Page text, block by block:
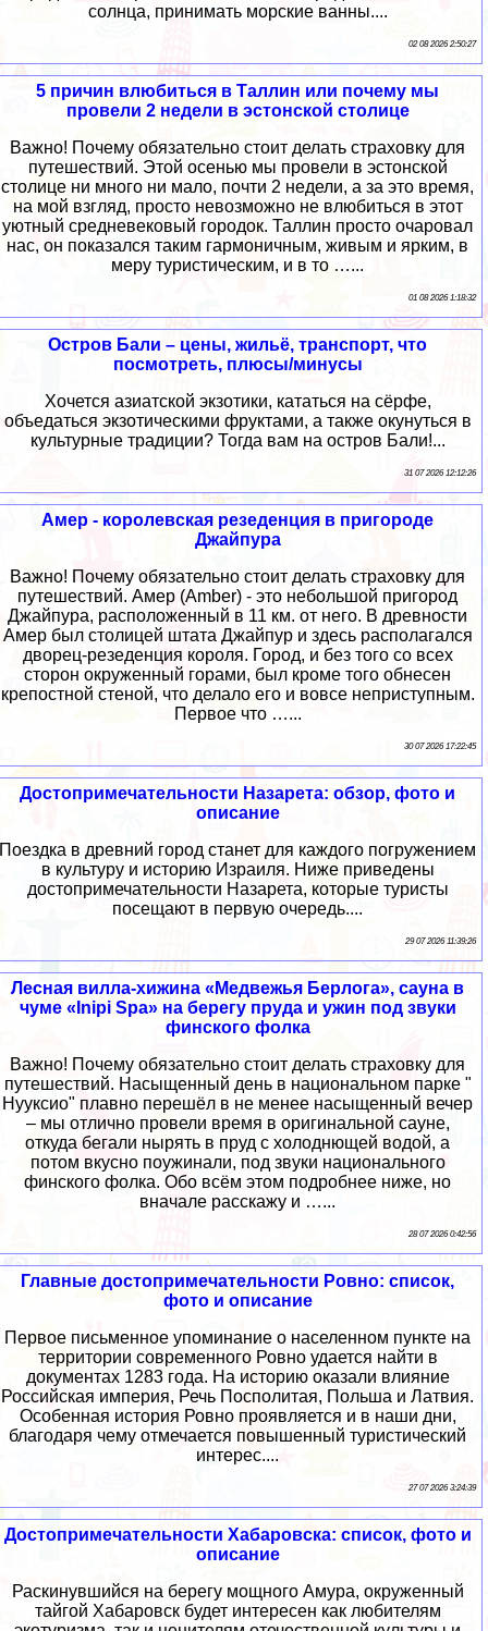
солнца, принимать морские ванны....
02 08 2026 2:50:27
5 причин влюбиться в Таллин или почему мы
провели 2 недели в эстонской столице
Важно! Почему обязательно стоит делать страховку для
путешествий. Этой осенью мы провели в эстонской
столице ни много ни мало, почти 2 недели, а за это время,
на мой взгляд, просто невозможно не влюбиться в этот
уютный средневековый городок. Таллин просто очаровал
нас, он показался таким гармоничным, живым и ярким, в
меру туристическим, и в то …...
01 08 2026 1:18:32
Остров Бали – цены, жильё, транспорт, что
посмотреть, плюсы/минусы
Хочется азиатской экзотики, кататься на сёрфе,
объедаться экзотическими фруктами, а также окунуться в
культурные традиции? Тогда вам на остров Бали!...
31 07 2026 12:12:26
Амер - королевская резеденция в пригороде
Джайпура
Важно! Почему обязательно стоит делать страховку для
путешествий. Амер (Amber) - это небольшой пригород
Джайпура, расположенный в 11 км. от него. В древности
Амер был столицей штата Джайпур и здесь располагался
дворец-резеденция короля. Город, и без того со всех
сторон окруженный горами, был кроме того обнесен
крепостной стеной, что делало его и вовсе неприступным.
Первое что …...
30 07 2026 17:22:45
Достопримечательности Назарета: обзор, фото и
описание
Поездка в древний город станет для каждого погружением
в культуру и историю Израиля. Ниже приведены
достопримечательности Назарета, которые туристы
посещают в первую очередь....
29 07 2026 11:39:26
Лесная вилла-хижина «Медвежья Берлога», сауна в
чуме «Inipi Spa» на берегу пруда и ужин под звуки
финского фолка
Важно! Почему обязательно стоит делать страховку для
путешествий. Насыщенный день в национальном парке "
Нууксио" плавно перешёл в не менее насыщенный вечер
– мы отлично провели время в оригинальной сауне,
откуда бегали нырять в пруд с холоднющей водой, а
потом вкусно поужинали, под звуки национального
финского фолка. Обо всём этом подробнее ниже, но
вначале расскажу и …...
28 07 2026 0:42:56
Главные достопримечательности Ровно: список,
фото и описание
Первое письменное упоминание о населенном пункте на
территории современного Ровно удается найти в
документах 1283 года. На историю оказали влияние
Российская империя, Речь Посполитая, Польша и Латвия.
Особенная история Ровно проявляется и в наши дни,
благодаря чему отмечается повышенный туристический
интерес....
27 07 2026 3:24:39
Достопримечательности Хабаровска: список, фото и
описание
Раскинувшийся на берегу мощного Амура, окруженный
тайгой Хабаровск будет интересен как любителям